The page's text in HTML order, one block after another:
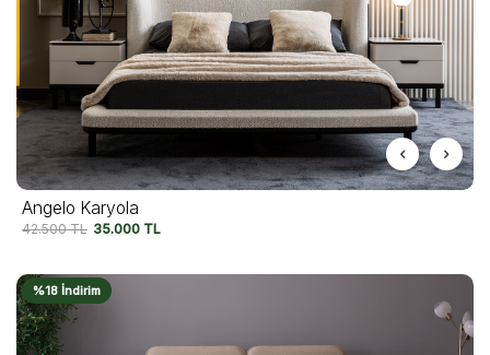
Angelo Karyola
42.500TL 35.000 TL
%18 İndirim